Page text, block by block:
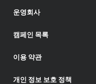
운영회사
캠페인 목록
이용 약관
개인 정보 보호 정책